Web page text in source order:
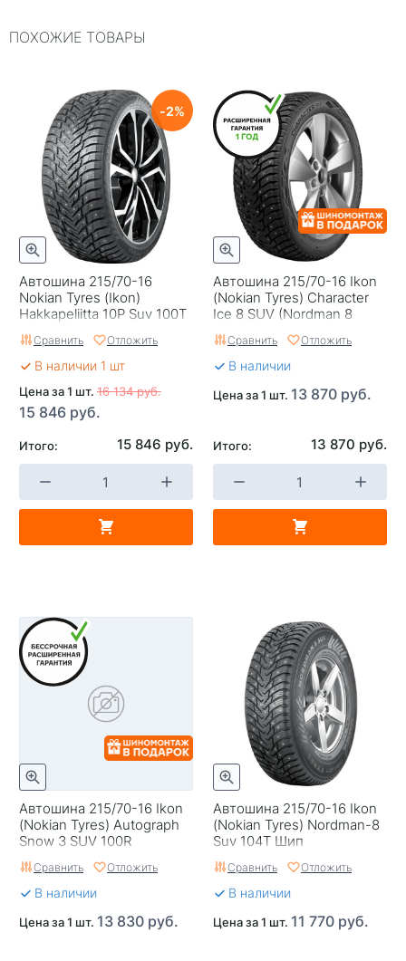
Типоразмер
Тип шины
Легковые
RunFlat
Нет
Комплектация
Шина
Шип
Шипованная
Гарантия
Hakka Guarantee
Страна изготовителя
Россия
ПОХОЖИЕ ТОВАРЫ
Автошина 215/70-16
Nokian Tyres (Ikon)
Hakkapeliitta 10P Suv 100T
Шип
2
Сравнить Отложить
В наличии 1 шт
Цена за 1 шт. 16 134 руб.
15 846 руб.
Итого: 15 846 руб.
Автошина 215/70-16 Ikon
(Nokian Tyres) Character
Ice 8 SUV (Nordman 8
SUV) 104T шип
Сравнить Отложить
В наличии
Цена за 1 шт. 13 870 руб.
Итого: 13 870 руб.
Автошина 215/70-16 Ikon
(Nokian Tyrеs) Autograph
Snow 3 SUV 100R
Сравнить Отложить
В наличии
Цена за 1 шт. 13 830 руб.
Автошина 215/70-16 Ikon
(Nokian Tyrеs) Nordman-8
Suv 104T Шип
Сравнить Отложить
В наличии
Цена за 1 шт. 11 770 руб.